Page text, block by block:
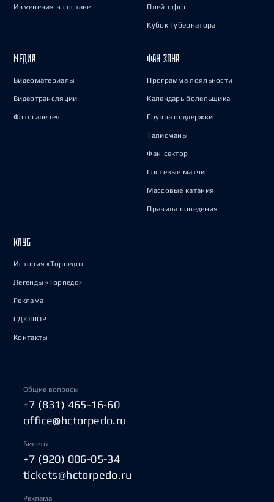
Изменения в составе Плей-офф
Кубок Губернатора
МЕДИА
Видеоматериалы
Видеотрансляции
Фотогалерея
ФАН-ЗОНА
Программа лояльности
Календарь болельщика
Группа поддержки
Талисманы
Фан-сектор
Гостевые матчи
Массовые катания
Правила поведения
КЛУБ
История «Торпедо»
Легенды «Торпедо»
Реклама
СДЮШОР
Контакты
Общие вопросы
+7 (831) 465-16-60
office@hctorpedo.ru
Билеты
+7 (920) 006-05-34
tickets@hctorpedo.ru
Реклама